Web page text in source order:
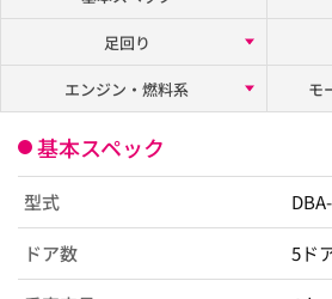
足回り
エンジン・燃料系
モ
基本スペック
型式
ドア数 5ド